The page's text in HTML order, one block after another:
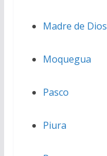
Madre de Dios
Moquegua
Pasco
Piura